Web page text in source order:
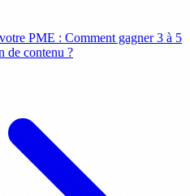
PME : Comment gagner 3 à 5
de contenu ?